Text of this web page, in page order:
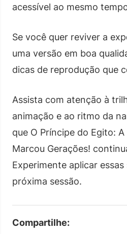
acessível ao mesmo
Se você quer reviver a
uma versão em boa
dicas de reprodução que
Assista com atenção à
animação e ao ritmo da
que O Príncipe do Egito:
Marcou Gerações!
Experimente aplicar
próxima sessão.
Compartilhe: